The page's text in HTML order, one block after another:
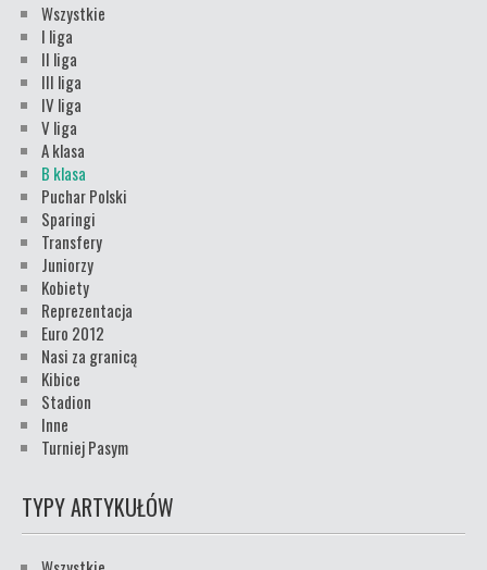
Wszystkie
I liga
II liga
III liga
IV liga
V liga
A klasa
B klasa
Puchar Polski
Sparingi
Transfery
Juniorzy
Kobiety
Reprezentacja
Euro 2012
Nasi za granicą
Kibice
Stadion
Inne
Turniej Pasym
TYPY ARTYKUŁÓW